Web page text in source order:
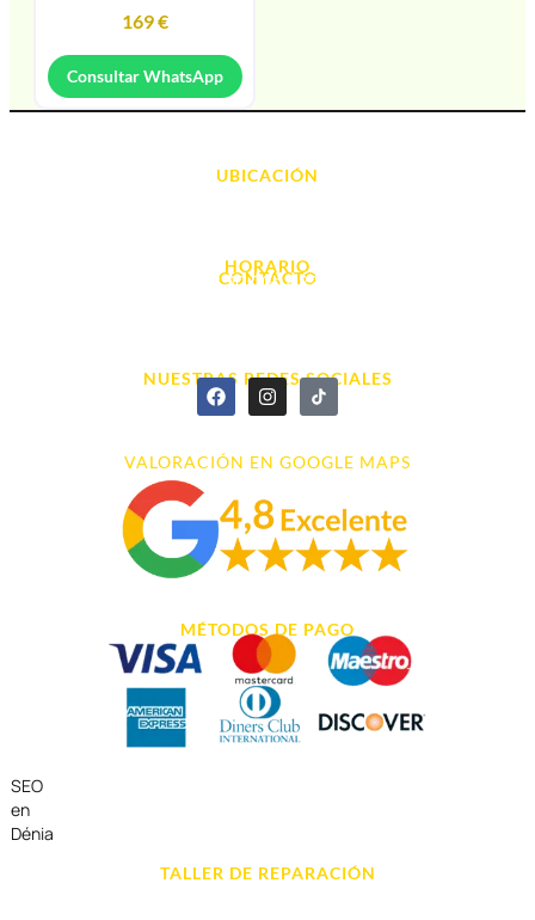
169€
Consultar WhatsApp
UBICACIÓN
HORARIO
L. - S. 10:00h a 22:00h
CONTACTO
NUESTRAS REDES SOCIALES
VALORACIÓN EN GOOGLE MAPS
MÉTODOS DE PAGO
SEO
en
Dénia
TALLER DE REPARACIÓN